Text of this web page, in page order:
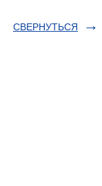
СВЕРНУТЬСЯ